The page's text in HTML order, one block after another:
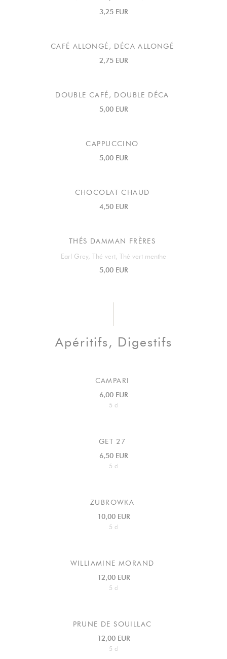
3,25 EUR
CAFÉ ALLONGÉ, DÉCA ALLONGÉ
2,75 EUR
DOUBLE CAFÉ, DOUBLE DÉCA
5,00 EUR
CAPPUCCINO
5,00 EUR
CHOCOLAT CHAUD
4,50 EUR
THÉS DAMMAN FRÈRES
Earl Grey, Thé vert, Thé vert menthe
5,00 EUR
Apéritifs, Digestifs
CAMPARI
6,00 EUR
5 cl
GET 27
6,50 EUR
5 cl
ZUBROWKA
10,00 EUR
5 cl
WILLIAMINE MORAND
12,00 EUR
5 cl
PRUNE DE SOUILLAC
12,00 EUR
5 cl